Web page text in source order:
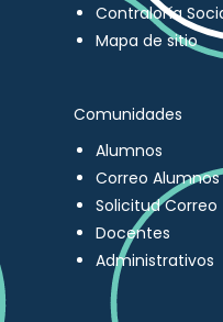
Contraloría
Mapa de sitio
Comunidades
Alumnos
Correo Alumnos
Solicitud Correo
Docentes
Administrativos